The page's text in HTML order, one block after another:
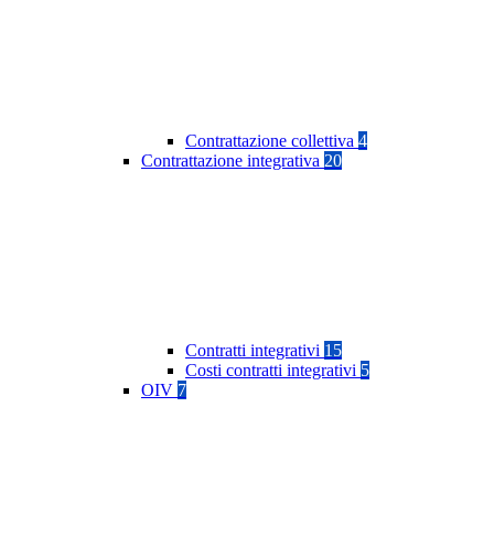
Contrattazione collettiva 4
Contrattazione integrativa 20
Contratti integrativi 15
Costi contratti integrativi 5
OIV 7